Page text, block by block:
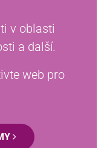
v oblasti
a další.
web pro